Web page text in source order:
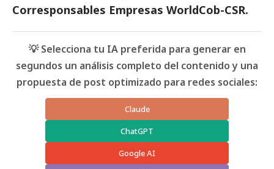
Corresponsables Empresas WorldCob-CSR.
💡 Selecciona tu IA preferida para generar en
segundos un análisis completo del contenido y una
propuesta de post optimizado para redes sociales:
Claude
ChatGPT
Google AI